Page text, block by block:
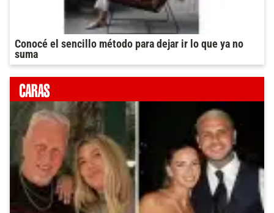
Conocé el sencillo método para dejar ir lo que ya no
suma